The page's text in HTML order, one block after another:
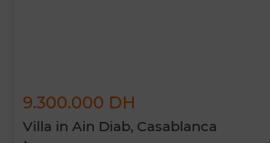
9.300.000 DH
Villa in Ain Diab, Casablanca